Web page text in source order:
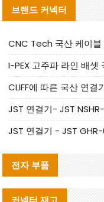
브랜드 커넥터
I-PEX 고주파 라인 배셋
CLIFF에 따른 국산 연
전자 부품